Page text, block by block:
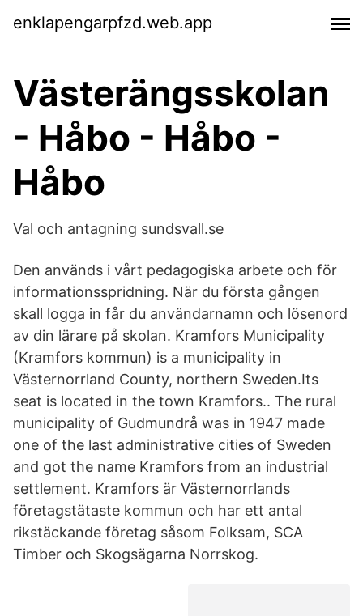
enklapengarpfzd.web.app
Västerängsskolan
- Håbo - Håbo -
Håbo
Val och antagning sundsvall.se
Den används i vårt pedagogiska arbete och för
informationsspridning. När du första gången
skall logga in får du användarnamn och lösenord
av din lärare på skolan. Kramfors Municipality
(Kramfors kommun) is a municipality in
Västernorrland County, northern Sweden.Its
seat is located in the town Kramfors.. The rural
municipality of Gudmundrå was in 1947 made
one of the last administrative cities of Sweden
and got the name Kramfors from an industrial
settlement. Kramfors är Västernorrlands
företagstätaste kommun och har ett antal
rikstäckande företag såsom Folksam, SCA
Timber och Skogsägarna Norrskog.